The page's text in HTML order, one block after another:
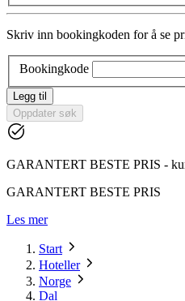
Skriv inn bookingkoden for å se
Bookingkode
Legg til
Oppdater søk
GARANTERT BESTE PRIS -
GARANTERT BESTE PRIS
Les mer
Start
Hoteller
Norge
Dal